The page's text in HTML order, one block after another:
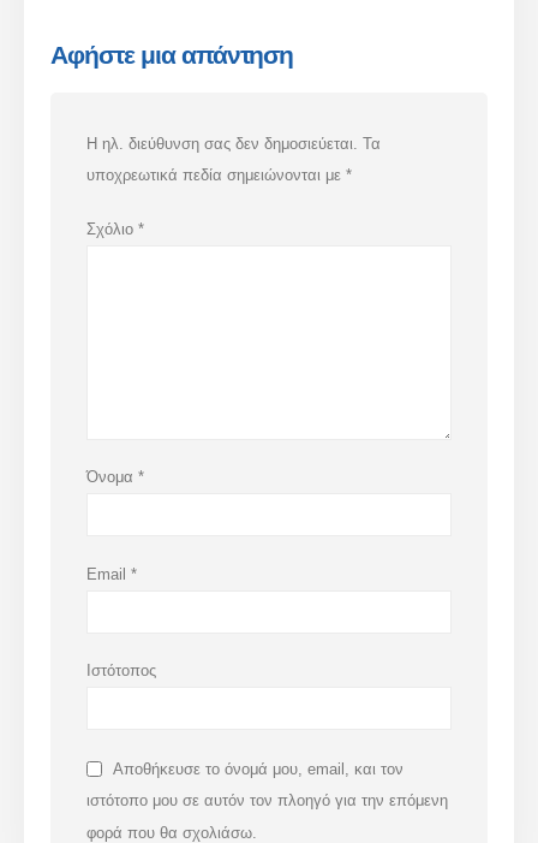
Αφήστε μια απάντηση
Η ηλ. διεύθυνση σας δεν δημοσιεύεται. Τα
υποχρεωτικά πεδία σημειώνονται με*
Σχόλιο*
Όνομα*
Email*
Ιστότοπος
Αποθήκευσε το όνομά μου, email, και τον
ιστότοπο μου σε αυτόν τον πλοηγό για την επόμενη
φορά που θα σχολιάσω.